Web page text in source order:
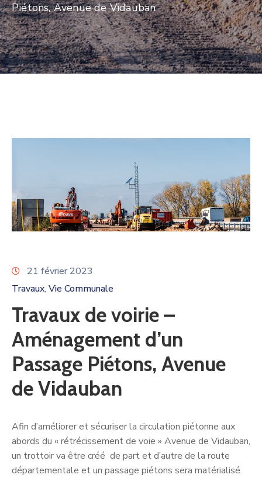
Piétons, Avenue de Vidauban
21 février 2023
Travaux‚ Vie Communale
Travaux de voirie –
Aménagement d’un
Passage Piétons, Avenue
de Vidauban
Afin d’améliorer et sécuriser la circulation piétonne aux
abords du « rétrécissement de voie » Avenue de Vidauban,
un trottoir va être créé de part et d’autre de la route
départementale et un passage piétons sera matérialisé.